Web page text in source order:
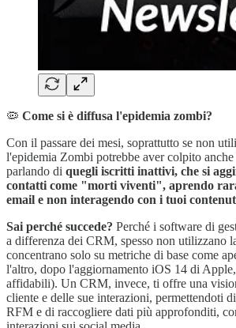
🦠 Come si è diffusa l'epidemia zombi?
Con il passare dei mesi, soprattutto se non
l'epidemia Zombi potrebbe aver colpito
parlando di quegli iscritti inattivi, che si
contatti come "morti viventi", aprendo
email e non interagendo con i tuoi
Sai perché succede? Perché i software di
a differenza dei CRM, spesso non utilizzano
concentrano solo su metriche di base come
l'altro, dopo l'aggiornamento iOS 14 di
affidabili). Un CRM, invece, ti offre una
cliente e delle sue interazioni, permettendoti
RFM e di raccogliere dati più approfonditi,